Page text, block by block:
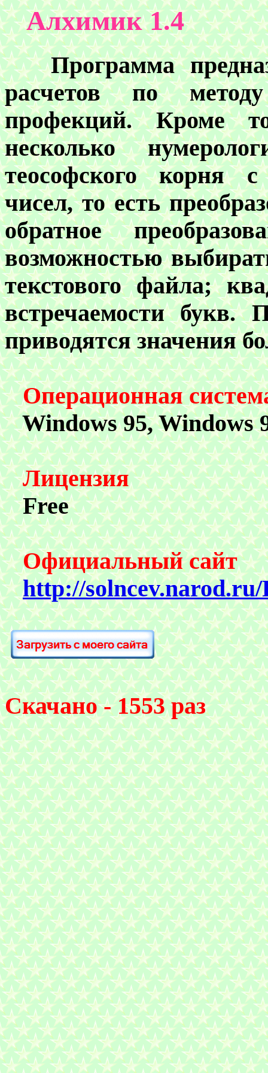
Алхимик 1.4
Программа
расчетов по
профекций. Кроме
несколько
теософского корня
чисел, то есть
обратное
возможностью
текстового файла;
встречаемости
приводятся значения
Операционная
Windows 95, Windows
Лицензия
Free
Официальный сайт
http://
Скачано - 1553 раз